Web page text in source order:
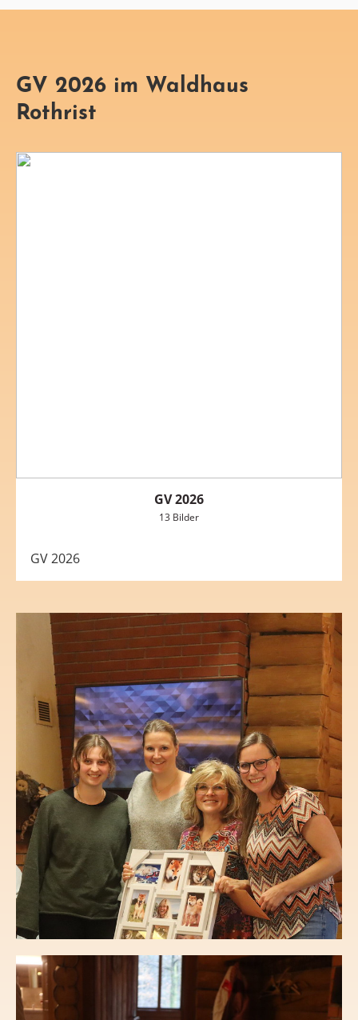
GV 2026 im Waldhaus
Rothrist
GV 2026
13 Bilder
GV 2026